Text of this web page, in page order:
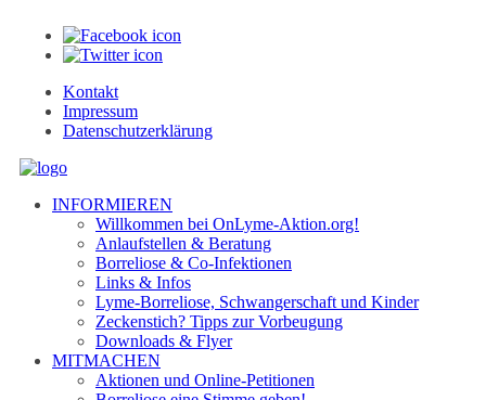
Kontakt
Impressum
Datenschutzerklärung
INFORMIEREN
Willkommen bei OnLyme-Aktion.org!
Anlaufstellen & Beratung
Borreliose & Co-Infektionen
Links & Infos
Lyme-Borreliose, Schwangerschaft und Kinder
Zeckenstich? Tipps zur Vorbeugung
Downloads & Flyer
MITMACHEN
Aktionen und Online-Petitionen